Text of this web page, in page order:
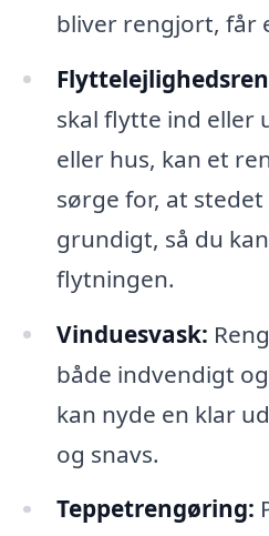
bliver rengjort, får
skal flytte ind eller
eller hus, kan et
sørge for, at
grundigt, så du
flytningen.
Vinduesvask:
både indvendigt
kan nyde en klar
og snavs.
Teppetrengøring: